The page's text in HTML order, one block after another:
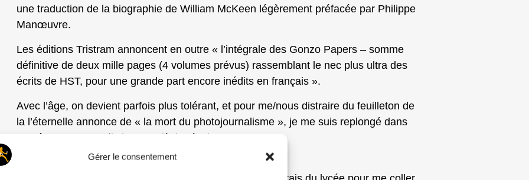
Gérer le consentement
une traduction de la biographie de William McKeen légèrement préfacée par Philippe
Manœuvre.
Les éditions Tristram annoncent en outre « l’intégrale des Gonzo Papers – somme
définitive de deux mille pages (4 volumes prévus) rassemblant le nec plus ultra des
écrits de HST, pour une grande part encore inédits en français ».
Avec l’âge, on devient parfois plus tolérant, et pour me/nous distraire du feuilleton de
la l’éternelle annonce de « la mort du photojournalisme », je me suis replongé dans
une époque – que dis je – un siècle révolu.
La peur et le dégout